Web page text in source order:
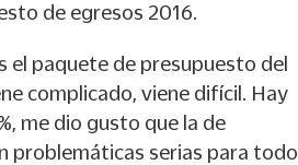
de egresos 2016.
el paquete de presupuesto del
complicado, viene difícil. Hay
me dio gusto que la de
problemáticas serias para todo